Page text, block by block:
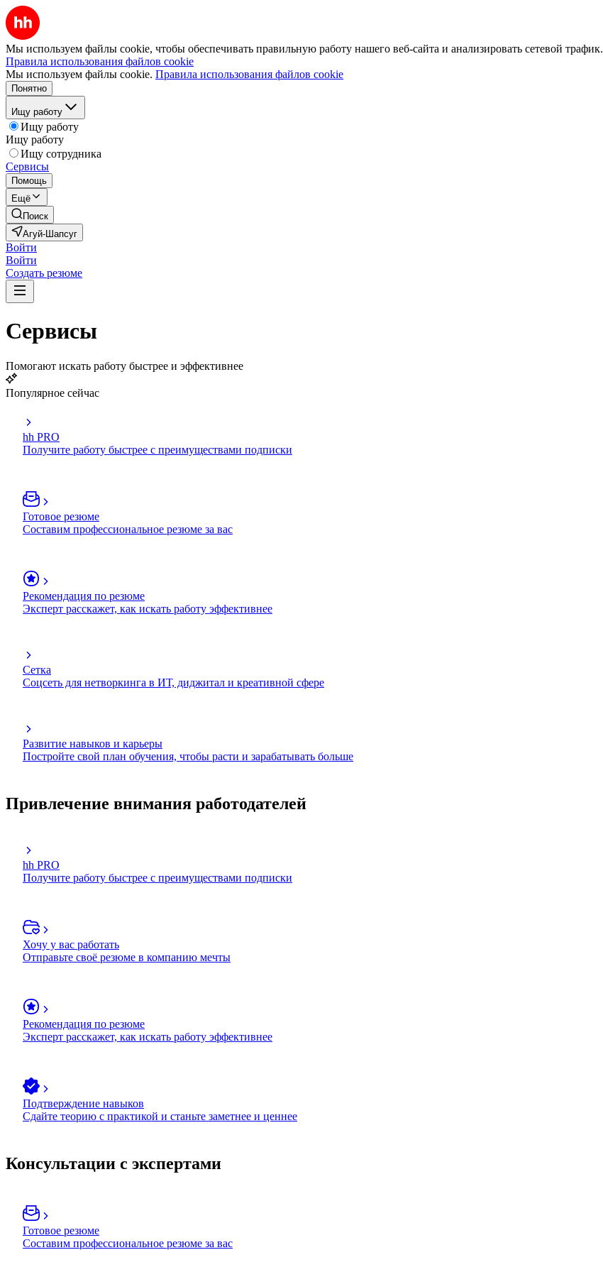
Мы используем файлы cookie, чтобы обеспечивать правильную работу нашего веб-сайта и анализировать сетевой трафик.
Правила использования файлов cookie
Мы используем файлы cookie. Правила использования файлов cookie
Понятно
Ищу работу
Ищу работу
Ищу работу
Ищу сотрудника
Сервисы
Помощь
Ещё
Поиск
Агуй-Шапсуг
Войти
Войти
Создать резюме
Сервисы
Помогают искать работу быстрее и эффективнее
Популярное сейчас
hh PRO
Получите работу быстрее с преимуществами подписки
Готовое резюме
Составим профессиональное резюме за вас
Рекомендация по резюме
Эксперт расскажет, как искать работу эффективнее
Сетка
Соцсеть для нетворкинга в ИТ, диджитал и креативной сфере
Развитие навыков и карьеры
Постройте свой план обучения, чтобы расти и зарабатывать больше
Привлечение внимания работодателей
hh PRO
Получите работу быстрее с преимуществами подписки
Хочу у вас работать
Отправьте своё резюме в компанию мечты
Рекомендация по резюме
Эксперт расскажет, как искать работу эффективнее
Подтверждение навыков
Сдайте теорию с практикой и станьте заметнее и ценнее
Консультации с экспертами
Готовое резюме
Составим профессиональное резюме за вас